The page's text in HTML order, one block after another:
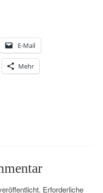
E-Mail
Mehr
Erforderliche